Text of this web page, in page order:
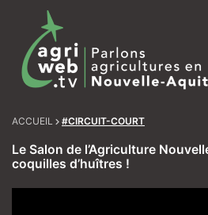
ACCUEIL #CIRCUIT-COURT
Le Salon de l’Agriculture
coquilles d’huîtres !